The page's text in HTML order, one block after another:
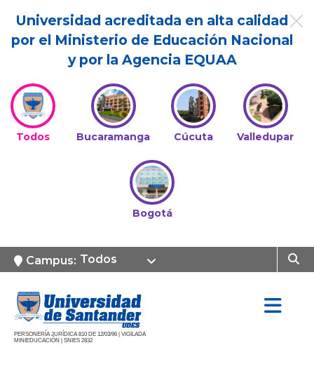
Universidad acreditada en alta calidad
por el Ministerio de Educación Nacional
y por la Agencia EQUAA
Todos Bucaramanga Cúcuta Valledupar
Bogotá
Campus: Todos
PERSONERÍA JURÍDICA 810 DE 12/03/96 | VIGILADA
MINIEDUCACIÓN | SNIES 2832